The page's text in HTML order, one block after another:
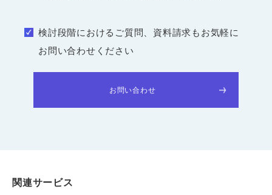
検討段階におけるご質問、資料請求もお気軽に
お問い合わせください
お問い合わせ
関連サービス